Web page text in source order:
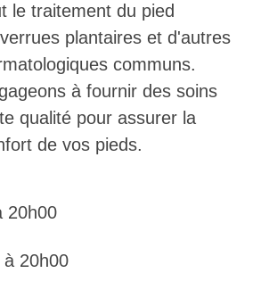
le traitement du pied
plantaires et d'autres
communs.
à fournir des soins
qualité pour assurer la
de vos pieds.
20h00
20h00